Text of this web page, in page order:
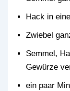
Hack in
Zwiebel
Semmel,
Gewürze
ein paar